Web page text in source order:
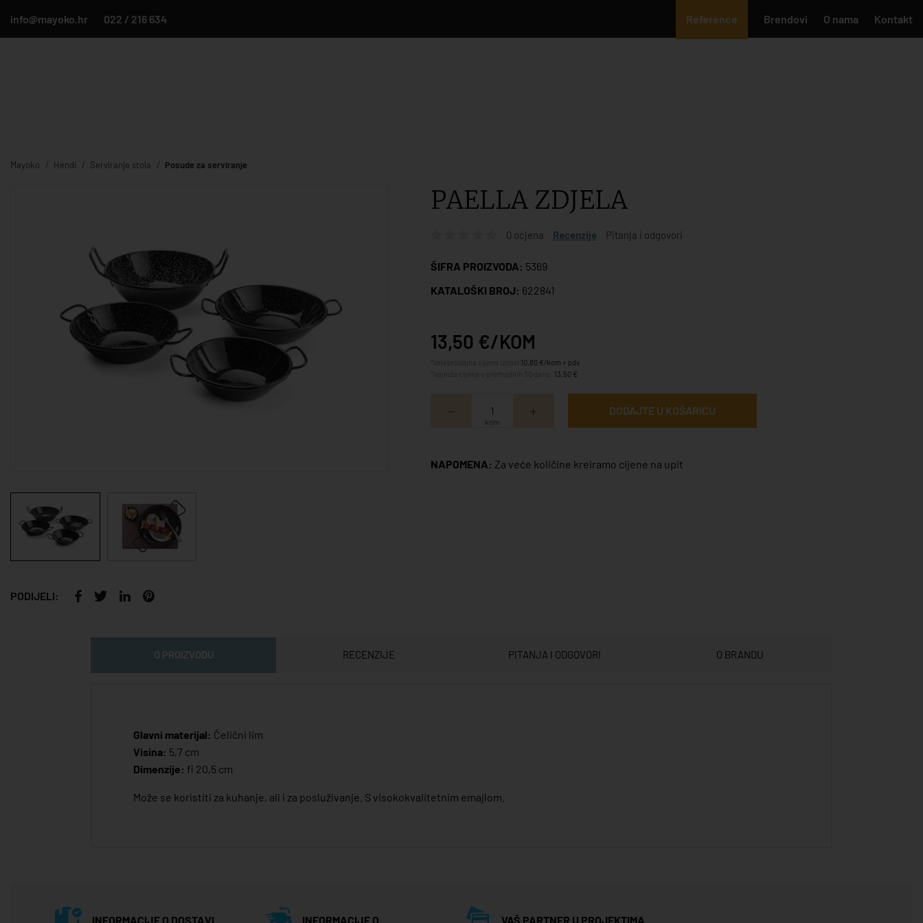
info@mayoko.hr 022 / 216 634 Reference Brendovi O nama Kontakt
Mayoko Hendi Serviranje stola Posude za serviranje
PODIJELI:
PAELLA ZDJELA
0 ocjena Recenzije Pitanja i odgovori
ŠIFRA PROIZVODA: 5369
KATALOŠKI BROJ: 622841
13,50 €/KOM
10,80 €/kom + pdv
13,50 €
kom
DODAJTE U KOŠARICU
NAPOMENA: Za veće količine kreiramo cijene na upit
RECENZIJE PITANJA I ODGOVORI O BRANDU
Glavni materijal: Čelični lim
Visina: 5,7 cm
Dimenzije: fi 20,5 cm
Može se koristiti za kuhanje, ali i za posluživanje. S visokokvalitetnim emajlom.
INFORMACIJE O DOSTAVI
INFORMACIJE O
VAŠ PARTNER U PROJEKTIMA